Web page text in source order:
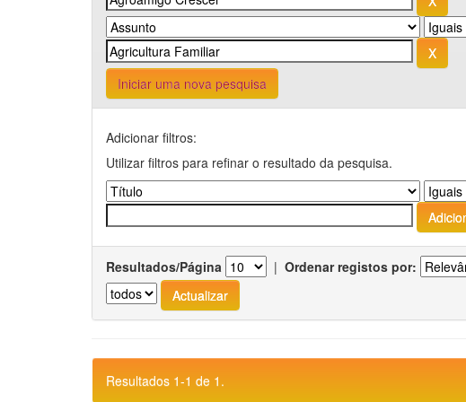
Iniciar uma nova pesquisa
Adicionar filtros:
Utilizar filtros para refinar o resultado da pesquisa.
Resultados/Página | Ordenar registos por:
Resultados 1-1 de 1.